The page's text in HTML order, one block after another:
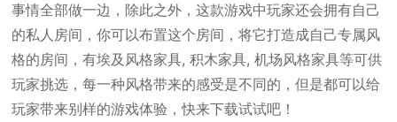
事情全部做一边，除此之外，这款游戏中玩家还会拥有自己
的私人房间，你可以布置这个房间，将它打造成自己专属风
格的房间，有埃及风格家具, 积木家具, 机场风格家具等可供
玩家挑选，每一种风格带来的感受是不同的，但是都可以给
玩家带来别样的游戏体验，快来下载试试吧！